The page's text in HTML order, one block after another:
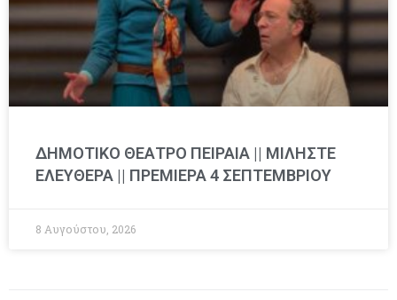
ΔΗΜΟΤΙΚΟ ΘΕΑΤΡΟ ΠΕΙΡΑΙΑ || ΜΙΛΗΣΤΕ
ΕΛΕΥΘΕΡΑ || ΠΡΕΜΙΕΡΑ 4 ΣΕΠΤΕΜΒΡΙΟΥ
8 Αυγούστου, 2026